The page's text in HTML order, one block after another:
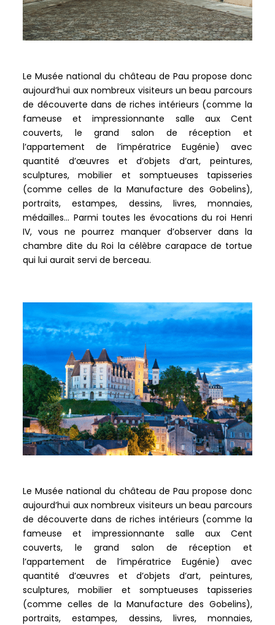
Le Musée national du château de Pau propose donc
aujourd’hui aux nombreux visiteurs un beau parcours
de découverte dans de riches intérieurs (comme la
fameuse et impressionnante salle aux Cent
couverts, le grand salon de réception et
l’appartement de l’impératrice Eugénie) avec
quantité d’œuvres et d’objets d’art, peintures,
sculptures, mobilier et somptueuses tapisseries
(comme celles de la Manufacture des Gobelins),
portraits, estampes, dessins, livres, monnaies,
médailles… Parmi toutes les évocations du roi Henri
IV, vous ne pourrez manquer d’observer dans la
chambre dite du Roi la célèbre carapace de tortue
qui lui aurait servi de berceau.
Le Musée national du château de Pau propose donc
aujourd’hui aux nombreux visiteurs un beau parcours
de découverte dans de riches intérieurs (comme la
fameuse et impressionnante salle aux Cent
couverts, le grand salon de réception et
l’appartement de l’impératrice Eugénie) avec
quantité d’œuvres et d’objets d’art, peintures,
sculptures, mobilier et somptueuses tapisseries
(comme celles de la Manufacture des Gobelins),
portraits, estampes, dessins, livres, monnaies,